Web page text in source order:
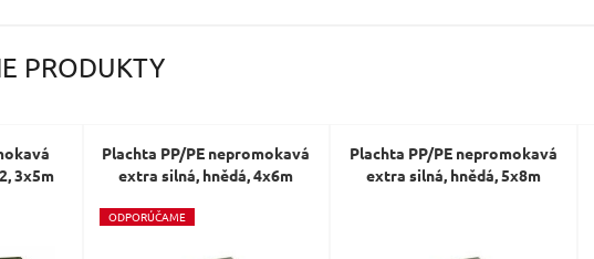
PRODUKTY
3x5m
Plachta PP/PE nepromokavá
extra silná, hnědá, 4x6m
ODPORÚČAME
Plachta PP/PE nepromokavá
extra silná, hnědá, 5x8m